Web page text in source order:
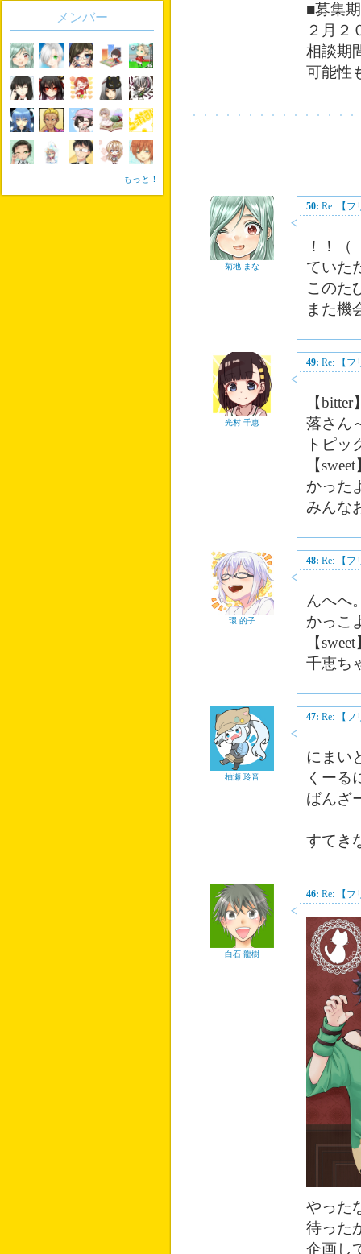
■募集
２月２
相談期
可能性
菊地 まな
50: Re: 【フ
！！（
ていた
このた
また機
光村 千恵
49: Re: 【フ
【
落さん
トピッ
【
かった
みんな
環 的子
48: Re: 【フ
んへへ
かっこ
【
千恵ち
柚瀬 玲音
47: Re: 【フ
にまい
くーる
ばんざ
すてき
白石 龍樹
46: Re: 【フ
やった
待った
企画し
メンバー
もっと！